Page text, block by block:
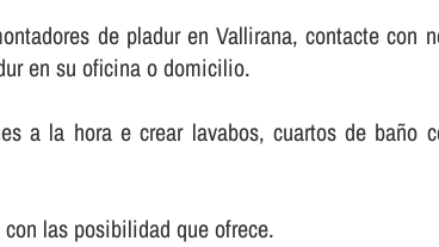
de pladur en Vallirana, contacte
en su oficina o domicilio.
a la hora e crear lavabos, cuartos de
las posibilidad que ofrece.